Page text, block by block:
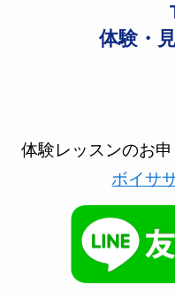
体験・
体験レッスンのお
ボイサ